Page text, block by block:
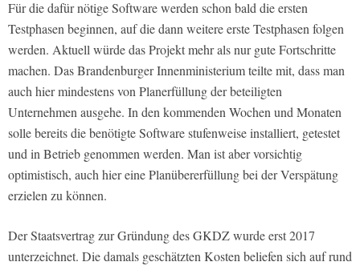
Für die dafür nötige Software werden schon bald die ersten
Testphasen beginnen, auf die dann weitere erste Testphasen folgen
werden. Aktuell würde das Projekt mehr als nur gute Fortschritte
machen. Das Brandenburger Innenministerium teilte mit, dass man
auch hier mindestens von Planerfüllung der beteiligten
Unternehmen ausgehe. In den kommenden Wochen und Monaten
solle bereits die benötigte Software stufenweise installiert, getestet
und in Betrieb genommen werden. Man ist aber vorsichtig
optimistisch, auch hier eine Planübererfüllung bei der Verspätung
erzielen zu können.
Der Staatsvertrag zur Gründung des GKDZ wurde erst 2017
unterzeichnet. Die damals geschätzten Kosten beliefen sich auf rund